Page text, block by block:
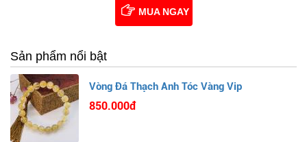
MUA NGAY
Sản phẩm nổi bật
Vòng Đá Thạch Anh Tóc Vàng Vip
850.000đ